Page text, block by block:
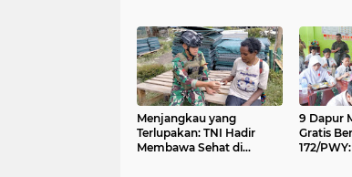
Menjangkau yang
Terlupakan: TNI Hadir
Membawa Sehat di
9 Dapur
Gratis
172/